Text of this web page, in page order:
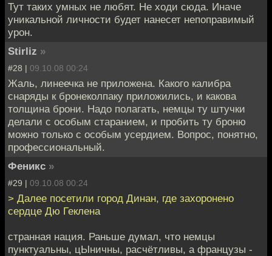
Тут таких умных не любят. Не ходи сюда. Иначе
уникальной личности будет нанесет непоправимый
урон.
Stirliz »
#28 | 09.10.08 00:24
Жаль, линеечка не приложена. Какого калибра
снаряды к бронеколпаку приложились, и какова
толщина брони. Надо полагать, немцы ту штучки
делали с особым старанием, и пробить ту броню
можно только с особым усердием. Вопрос, понятно,
профессиональный.
Феникс »
#29 | 09.10.08 00:24
> Далее посетили город Динан, где захоронено
сердце Дю Геклена
странная нация. Раньше думал, что немцы
пунктуальны, цЫничны, расчётливы, а французы -